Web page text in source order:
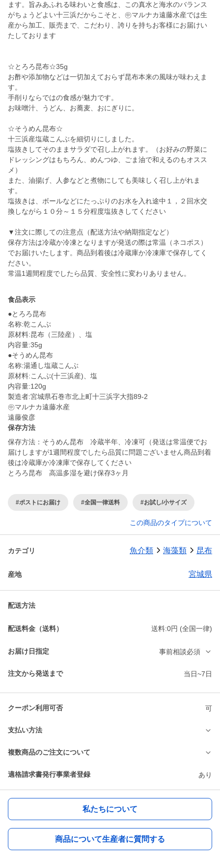
ます。旨みあふれる味わいと食感は、この真水と海水のバランス
がちょうどよい十三浜だからこそと、㊥マルナカ遠藤水産では生
産から加工、販売まで、こだわり、誇りを持ちお客様にお届けい
たしております
☆とろろ昆布☆35g
お酢や添加物などは一切加えておらず昆布本来の風味が味わえま
す。
手削りならではの食感が魅力です。
お味噌汁、うどん、お蕎麦、おにぎりに。
☆そうめん昆布☆
十三浜産塩蔵こんぶを細切りにしました。
塩抜きしてそのままサラダで召し上がれます。（お好みの野菜に
ドレッシングはもちろん、めんつゆ、ごま油で和えるのもオスス
メ）
また、油揚げ、人参などと煮物にしても美味しく召し上がれま
す。
塩抜きは、ボールなどにたっぷりのお水を入れ途中１，２回水交
換しながら１０分～１５分程度塩抜きしてください
▼注文に際しての注意点（配送方法や納期指定など）
保存方法は冷蔵か冷凍となりますが発送の際は常温（ネコポス）
でお届けいたします。商品到着後は冷蔵庫か冷凍庫で保存してく
ださい。
食品表示
●とろろ昆布
名称:乾こんぶ
原材料:昆布（三陸産）、塩
内容量:35g
●そうめん昆布
名称:湯通し塩蔵こんぶ
原材料:こんぶ(十三浜産)、塩
内容量:120g
製造者:宮城県石巻市北上町十三浜字大指89-2
㊥マルナカ遠藤水産
遠藤俊彦
保存方法
保存方法：そうめん昆布 冷蔵半年、冷凍可（発送は常温便でお
届けしますが1週間程度でしたら品質に問題ございません商品到着
後は冷蔵庫か冷凍庫で保存してください
とろろ昆布 高温多湿を避け保存3ヶ月
#ポストにお届け #全国一律送料 #お試し/小サイズ
この商品のタイプについて
カテゴリ 魚介類 海藻類 昆布
産地 宮城県
配送方法
配送料金（送料） 送料:0円 (全国一律)
お届け日指定 事前相談必須
注文から発送まで 当日~7日
クーポン利用可否 可
支払い方法
複数商品のご注文について
適格請求書発行事業者登録 あり
私たちについて
商品について生産者に質問する